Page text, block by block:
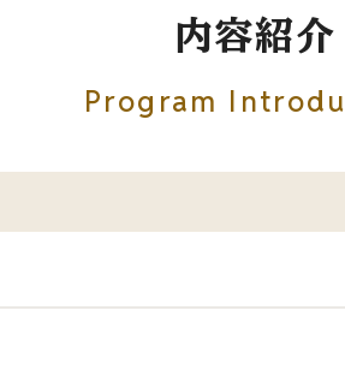
内容紹介
Program